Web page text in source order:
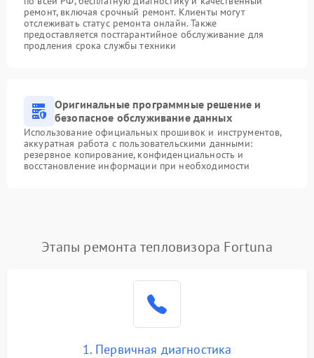
ремонт, включая срочный ремонт. Клиенты могут
отслеживать статус ремонта онлайн. Также
предоставляется постгарантийное обслуживание для
продления срока службы техники
Оригинальные программные решение и
безопасное обслуживание данных
Использование официальных прошивок и инструментов,
аккуратная работа с пользовательскими данными:
резервное копирование, конфиденциальность и
восстановление информации при необходимости
Этапы ремонта тепловизора Fortuna
1. Первичная диагностика